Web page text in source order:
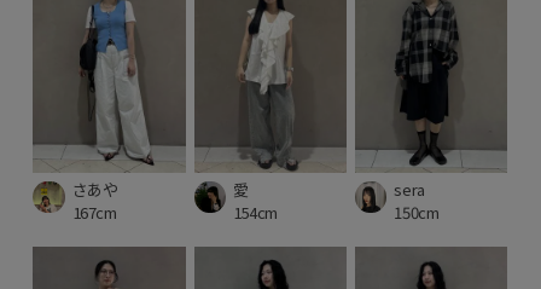
さあや
167cm
愛
154cm
sera
150cm